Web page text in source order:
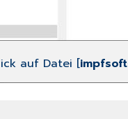
auf Datei [